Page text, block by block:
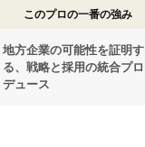
このプロの一番の強み
地方企業の可能性を証明す
る、戦略と採用の統合プロ
デュース